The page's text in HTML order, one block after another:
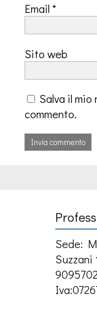
Email *
Sito web
Salva il
commento.
Sede:
Suzzani